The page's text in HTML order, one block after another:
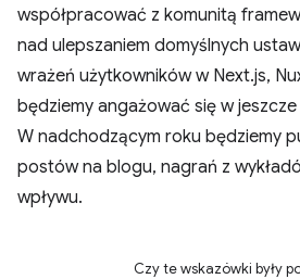
współpracować z komunitą
nad ulepszaniem domyślnych
wrażeń użytkowników w Next.js,
będziemy angażować się w
W nadchodzącym roku będziemy
postów na blogu, nagrań z
wpływu.
Czy te wskazówki były